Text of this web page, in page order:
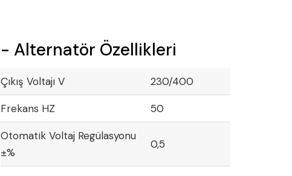
- Alternatör Özellikleri
Çıkış Voltajı V 230/400
Frekans HZ 50
Otomatik Voltaj Regülasyonu
±%
0,5